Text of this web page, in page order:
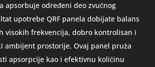
apsorbuje određeni deo zvučnog
upotrebe QRF panela dobijate balans
visokih frekvencija, dobro kontrolisan i
ambijent prostorije. Ovaj panel pruža
apsorpcije kao i efektivnu količinu